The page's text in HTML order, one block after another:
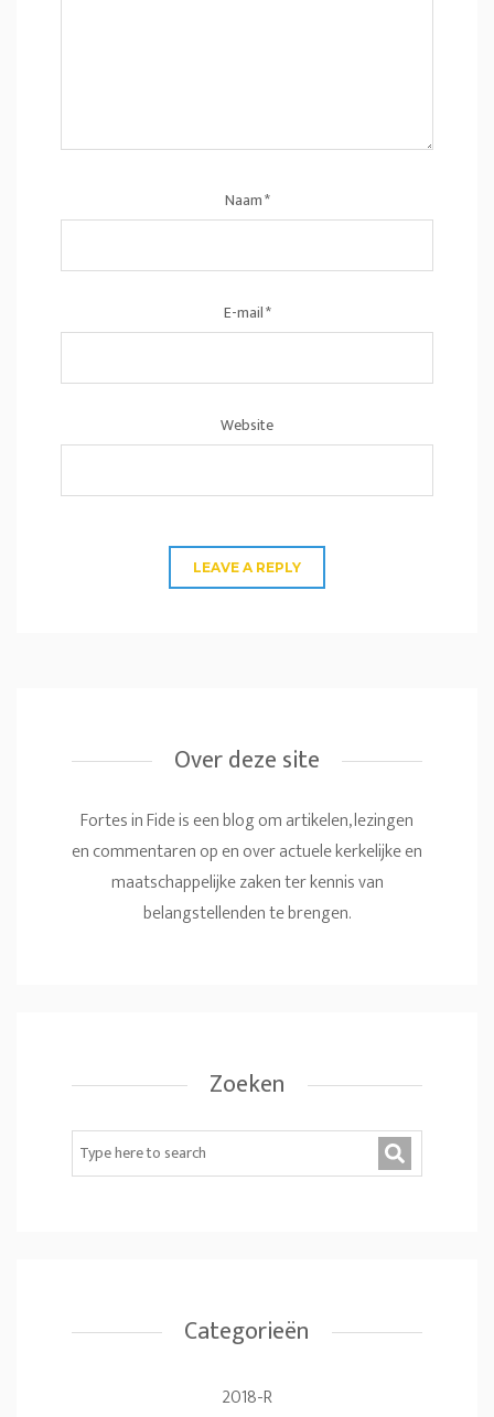
Naam*
E-mail*
Website
Over deze site
Fortes in Fide is een blog om artikelen, lezingen
en commentaren op en over actuele kerkelijke en
maatschappelijke zaken ter kennis van
belangstellenden te brengen.
Zoeken
Categorieën
2018-R